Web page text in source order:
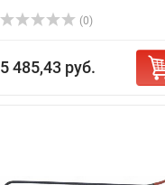
(0)
5 485,43 руб.